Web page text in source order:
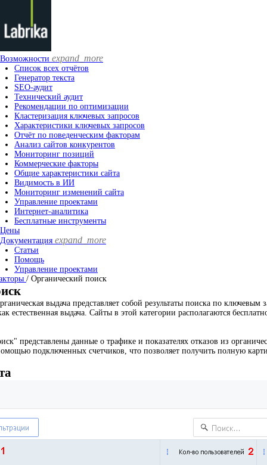
Возможности expand_more
Список всех отчётов
Генератор текста
SEO-аудит
Технический аудит
Рекомендации по оптимизации
Кластеризация ключевых запросов
Характеристики ключевых запросов
Отчёт по поведенческим факторам
Анализ сайтов конкурентов
Мониторинг позиций
Коммерческие факторы
Общие характеристики сайта
Видимость в ИИ
Мониторинг изменений сайта
Управление проектами
Интернет-аналитика
Бесплатные инструменты
Цены
Документация expand_more
Статьи
Помощь
Управление проектами
/ Органический поиск
выдача представляет собой результаты поиска по ключевым
естественная выдача. Сайты в этой категории располагаются
представлены данные о трафике и показателях отказов из
подключенных счетчиков, что позволяет получить полную